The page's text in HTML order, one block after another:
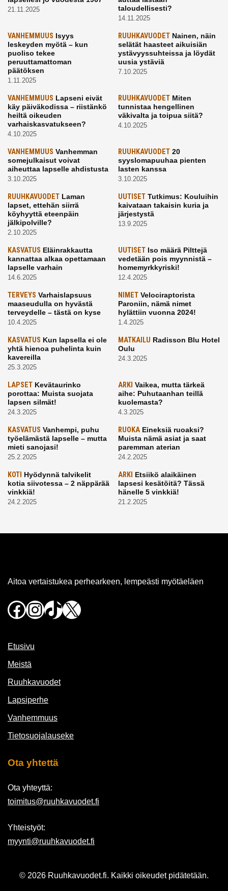
21.11.2025
taloudellisesti?
14.11.2025
VANHEMMUUS Isyys
leskeyden myötä – kun
puoliso tekee
peruuttamattoman
päätöksen
1.11.2025
RUUHKAVUODETNainen, näin
selätät haasteet aikuisiän
ystävyyssuhteissa ja löydät
uusia ystäviä
7.10.2025
VANHEMMUUS Lapseni eivät
käy päiväkodissa – riistänkö
heiltä oikeuden
varhaiskasvatukseen?
4.10.2025
RUUHKAVUODETMiten
tunnistaa hengellinen
väkivalta ja toipua siitä?
4.10.2025
VANHEMMUUS Vanhemman
somejulkaisut voivat
aiheuttaa lapselle ahdistusta
3.10.2025
RUUHKAVUODET20
syyslomapuuhaa pienten
lasten kanssa
3.10.2025
RUUHKAVUODET Laman
lapset, ettehän siirrä
köyhyyttä eteenpäin
jälkipolville?
2.10.2025
UUTISETTutkimus: Kouluihin
kaivataan takaisin kuria ja
järjestystä
13.9.2025
KASVATUS Eläinrakkautta
kannattaa alkaa opettamaan
lapselle varhain
14.6.2025
UUTISETIso määrä Pilttejä
vedetään pois myynnistä –
homemyrkkyriski!
12.4.2025
TERVEYS Varhaislapsuus
maaseudulla on hyvästä
terveydelle – tästä on kyse
10.4.2025
NIMETVelociraptorista
Paroniin, nämä nimet
hylättiin vuonna 2024!
1.4.2025
KASVATUS Kun lapsella ei ole
yhtä hienoa puhelinta kuin
kavereilla
25.3.2025
MATKAILU Radisson Blu Hotel
Oulu
24.3.2025
LAPSET Kevätaurinko
porottaa: Muista suojata
lapsen silmät!
24.3.2025
ARKI Vaikea, mutta tärkeä
aihe: Puhutaanhan teillä
kuolemasta?
4.3.2025
KASVATUS Vanhempi, puhu
työelämästä lapselle – mutta
mieti sanojasi!
25.2.2025
RUOKAEineksiä ruoaksi?
Muista nämä asiat ja saat
paremman aterian
24.2.2025
KOTI Hyödynnä talvikelit
kotia siivotessa – 2 näppärää
vinkkiä!
24.2.2025
ARKI Etsiikö alaikäinen
lapsesi kesätöitä? Tässä
hänelle 5 vinkkiä!
21.2.2025
Aitoa vertaistukea perhearkeen, lempeästi myötäeläen
Facebook
Instagram
TikTok
X
Etusivu
Meistä
Ruuhkavuodet
Lapsiperhe
Vanhemmuus
Tietosuojalauseke
Ota yhtettä
Ota yhteyttä:
toimitus@ruuhkavuodet.fi
Yhteistyöt:
myynti@ruuhkavuodet.fi
© 2026 Ruuhkavuodet.fi. Kaikki oikeudet pidätetään.